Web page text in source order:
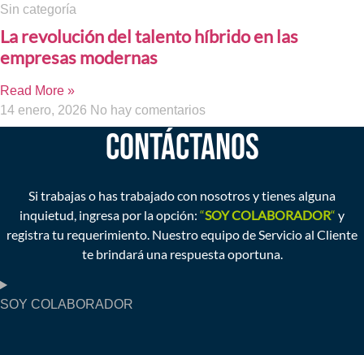
Sin categoría
La revolución del talento híbrido en las
empresas modernas
Read More »
14 enero, 2026 No hay comentarios
CONTÁCTANOS
Si trabajas o has trabajado con nosotros y tienes alguna
inquietud, ingresa por la opción: “SOY COLABORADOR“ y
registra tu requerimiento. Nuestro equipo de Servicio al Cliente
te brindará una respuesta oportuna.
SOY COLABORADOR